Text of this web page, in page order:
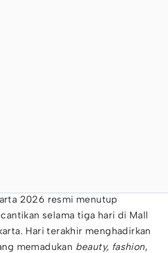
2026 resmi menutup
selama tiga hari di Mall
Hari terakhir menghadirkan
memadukan beauty, fashion,